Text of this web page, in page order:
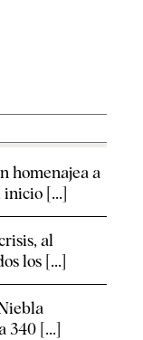
homenajea a
[...]
al
los [...]
340 [...]